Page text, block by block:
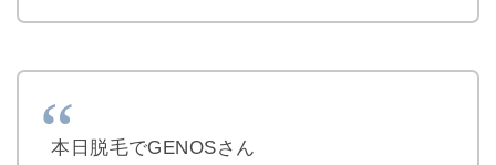
本日脱毛でGENOSさん